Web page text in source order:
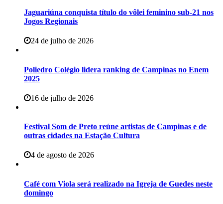
Jaguariúna conquista título do vôlei feminino sub-21 nos
Jogos Regionais
24 de julho de 2026
Poliedro Colégio lidera ranking de Campinas no Enem
2025
16 de julho de 2026
Festival Som de Preto reúne artistas de Campinas e de
outras cidades na Estação Cultura
4 de agosto de 2026
Café com Viola será realizado na Igreja de Guedes neste
domingo